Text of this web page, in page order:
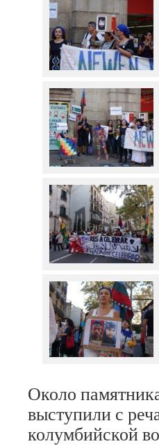
Около
выступили с
колумбийской